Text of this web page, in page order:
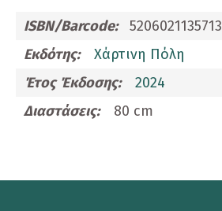
ISBN/Barcode:
5206021135713
Εκδότης:
Χάρτινη Πόλη
Έτος Έκδοσης:
2024
Διαστάσεις:
80 cm